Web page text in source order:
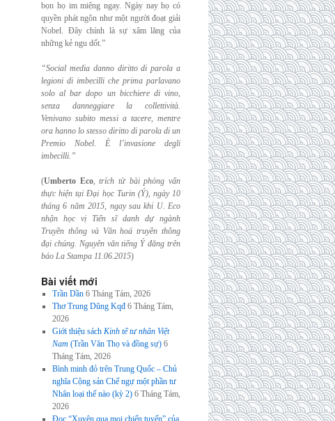
bọn họ im miệng ngay. Ngày nay họ có
quyền phát ngôn như một người đoạt giải
Nobel. Đây chính là sự xâm lăng của
những kẻ ngu dốt.”
“Social media danno diritto di parola a
legioni di imbecilli che prima parlavano
solo albar dopo un bicchiere di vino,
senza danneggiare la collettività.
Venivano subito messi a tacere, mentre
ora hanno lo stesso diritto di parola di un
Premio Nobel. È l’invasione degli
imbecilli.”
(Umberto Eco,trích từ bài phỏng vấn
thực hiện tại Đại học Turin (Ý), ngày 10
tháng 6 năm 2015, ngay sau khi U. Eco
nhận học vị Tiến sĩ danh dự ngành
Truyền thông và Văn hoá truyền thông
đại chúng. Nguyên văn tiếng Ý đăng trên
báo La Stampa 11.06.2015)
Bài viết mới
Trần Dần 6 Tháng Tám, 2026
Thơ Trung Dũng Kqđ 6 Tháng Tám,
2026
Giới thiệu sách Kinh tế tư nhân Việt
Nam (Trần Văn Thọ và đồng sự) 6
Tháng Tám, 2026
Bình minh đỏ trên Trung Quốc – Chủ
nghĩa Cộng sản Chế ngự một phần tư
Nhân loại thế nào (kỳ 2) 6 Tháng Tám,
2026
Đọc “Xuyên qua mọi chiến tuyến” của